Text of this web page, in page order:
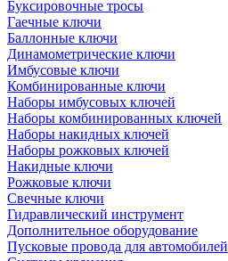
Буксировочные тросы
Гаечные ключи
Баллонные ключи
Динамометрические ключи
Имбусовые ключи
Комбинированные ключи
Наборы имбусовых ключей
Наборы комбинированных ключей
Наборы накидных ключей
Наборы рожковых ключей
Накидные ключи
Рожковые ключи
Свечные ключи
Гидравлический инструмент
Дополнительное оборудование
Пусковые провода для автомобилей